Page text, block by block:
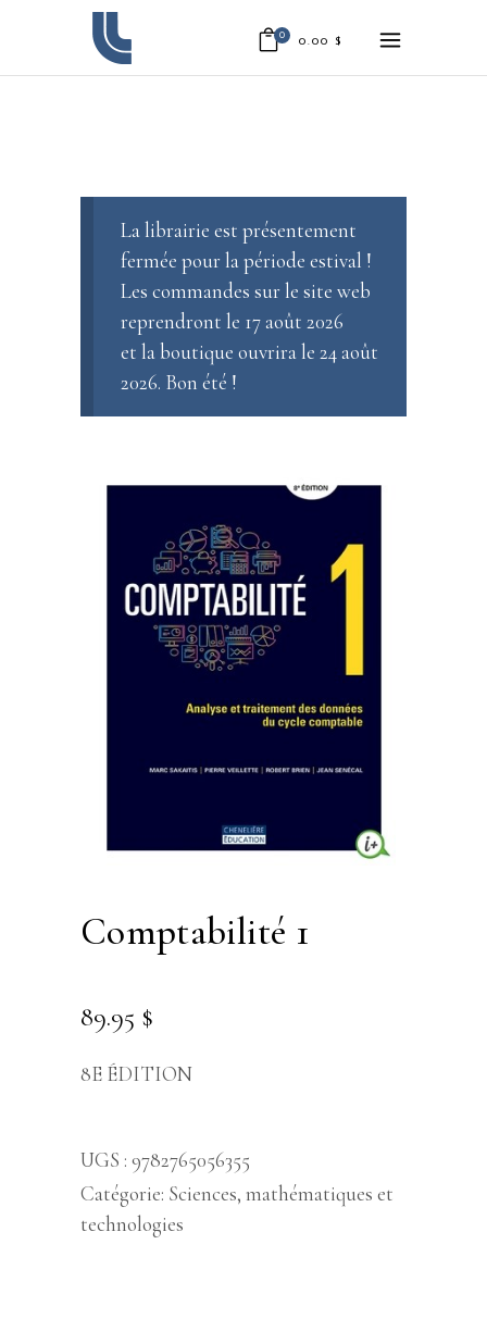
0 0.00 $
La librairie est présentement
fermée pour la période estival !
Les commandes sur le site web
reprendront le 17 août 2026
et la boutique ouvrira le 24 août
2026. Bon été !
comptabilité 1
89.95 $
8E ÉDITION
UGS : 9782765056355
Catégorie: Sciences, mathématiques et
technologies